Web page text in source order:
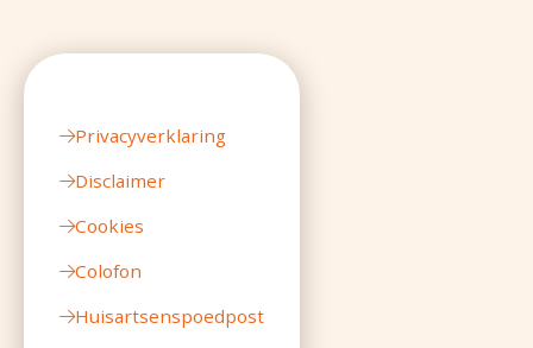
Privacyverklaring
Disclaimer
Cookies
Colofon
Huisartsenspoedpost